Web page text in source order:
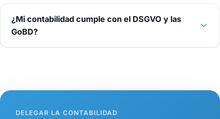
¿Mi contabilidad cumple con el DSGVO y las
GoBD?
DELEGAR LA CONTABILIDAD